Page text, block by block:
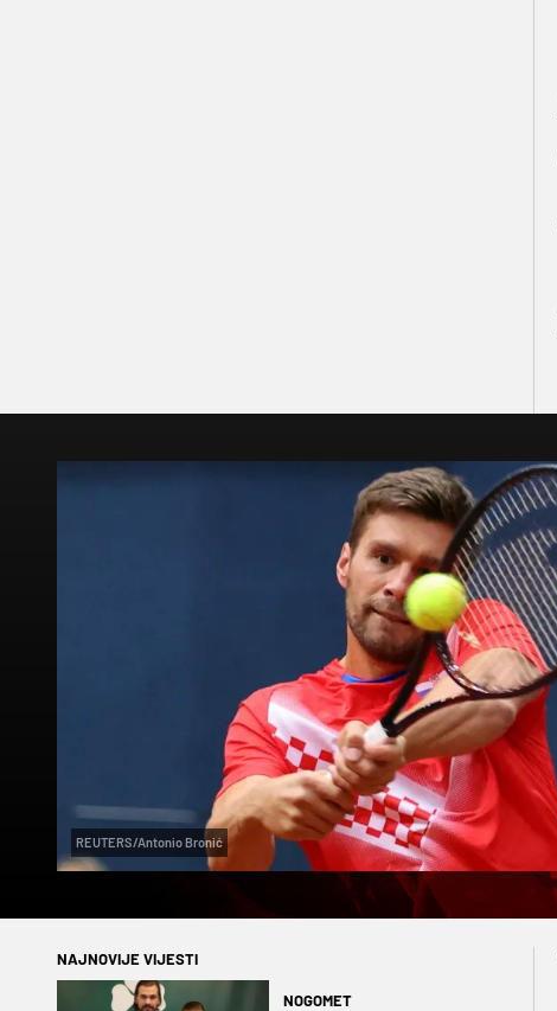
REUTERS/Antonio Bronić
NAJNOVIJE VIJESTI
NOGOMET